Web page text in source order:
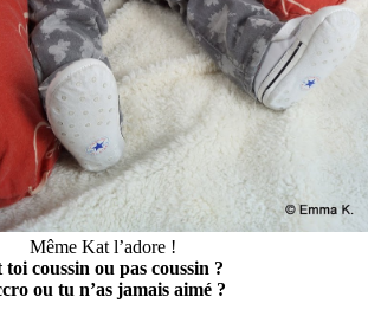
Même Kat l’adore !
toi coussin ou pas coussin ?
ou tu n’as jamais aimé ?